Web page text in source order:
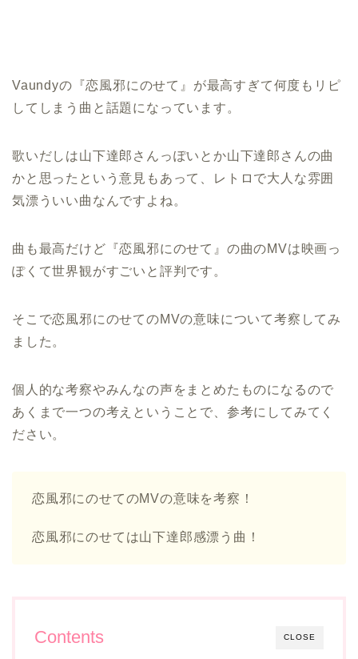
Vaundyの『恋風邪にのせて』が最高すぎて何度もリピ
してしまう曲と話題になっています。
歌いだしは山下達郎さんっぽいとか山下達郎さんの曲
かと思ったという意見もあって、レトロで大人な雰囲
気漂ういい曲なんですよね。
曲も最高だけど『恋風邪にのせて』の曲のMVは映画っ
ぽくて世界観がすごいと評判です。
そこで恋風邪にのせてのMVの意味について考察してみ
ました。
個人的な考察やみんなの声をまとめたものになるので
あくまで一つの考えということで、参考にしてみてく
ださい。
恋風邪にのせてのMVの意味を考察！
恋風邪にのせては山下達郎感漂う曲！
CLOSE
Contents